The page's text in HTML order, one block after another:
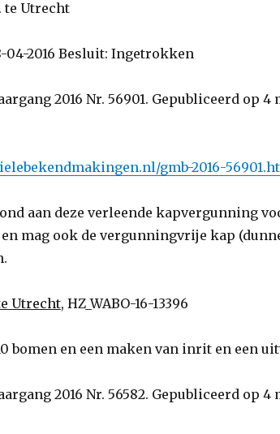
te Utrecht
04-2016 Besluit: Ingetrokken
2016 Nr. 56901. Gepubliceerd op 4
gmb-2016-
aan deze verleende kapvergunning
mag ook de vergunningvrije kap
Utrecht, HZ_WABO-16-13396
bomen en een maken van inrit en een
2016 Nr. 56582. Gepubliceerd op 4